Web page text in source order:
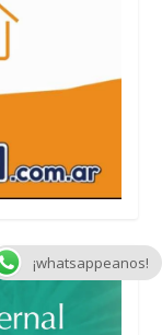
¡whatsappeanos!